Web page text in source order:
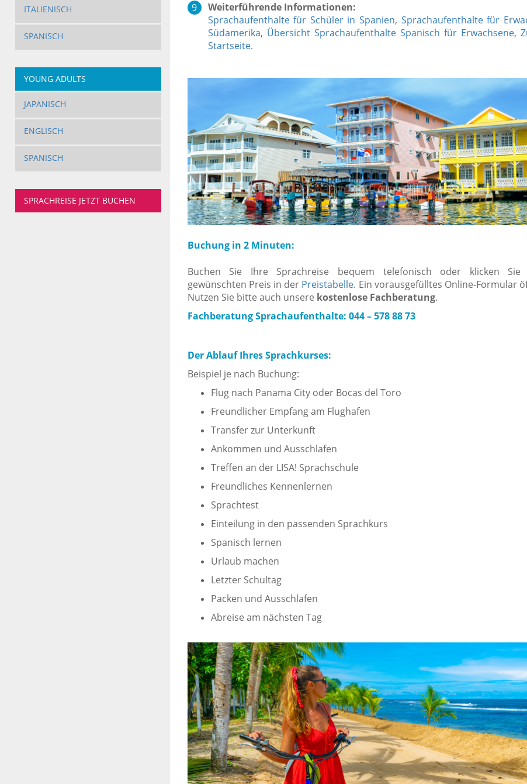
ITALIENISCH
SPANISCH
YOUNG ADULTS
JAPANISCH
ENGLISCH
SPANISCH
SPRACHREISE JETZT BUCHEN
Weiterführende Informationen:
Sprachaufenthalte für Schüler in Spanien, Sprachaufenthalte für
Südamerika, Übersicht Sprachaufenthalte Spanisch für Erwachsene,
Startseite.
Buchung in 2 Minuten:
Buchen Sie Ihre Sprachreise bequem telefonisch oder klicken
gewünschten Preis in der Preistabelle. Ein vorausgefülltes Online-Formular
Nutzen Sie bitte auch unsere kostenlose Fachberatung.
Fachberatung Sprachaufenthalte: 044 – 578 88 73
Der Ablauf Ihres Sprachkurses:
Beispiel je nach Buchung:
Flug nach Panama City oder Bocas del Toro
Freundlicher Empfang am Flughafen
Transfer zur Unterkunft
Ankommen und Ausschlafen
Treffen an der LISA! Sprachschule
Freundliches Kennenlernen
Sprachtest
Einteilung in den passenden Sprachkurs
Spanisch lernen
Urlaub machen
Letzter Schultag
Packen und Ausschlafen
Abreise am nächsten Tag